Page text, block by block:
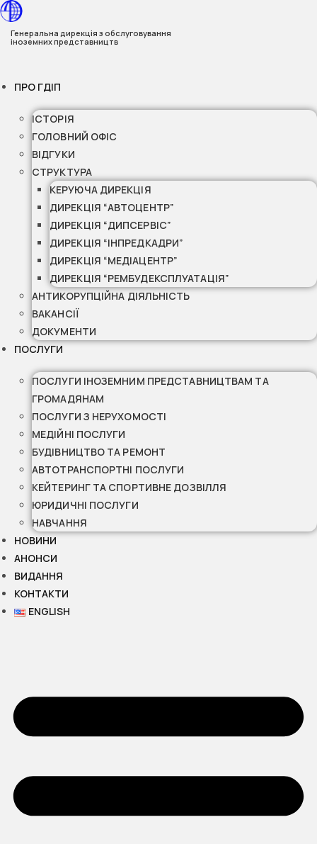
Перейти
до
вмісту
Генеральна дирекція з обслуговування
іноземних представництв
ПРО ГДІП
ІСТОРІЯ
ГОЛОВНИЙ ОФІС
ВІДГУКИ
СТРУКТУРА
КЕРУЮЧА ДИРЕКЦІЯ
ДИРЕКЦІЯ “АВТОЦЕНТР”
ДИРЕКЦІЯ “ДИПСЕРВІС”
ДИРЕКЦІЯ “ІНПРЕДКАДРИ”
ДИРЕКЦІЯ “МЕДІАЦЕНТР”
ДИРЕКЦІЯ “РЕМБУДЕКСПЛУАТАЦІЯ”
АНТИКОРУПЦІЙНА ДІЯЛЬНІСТЬ
ВАКАНСІЇ
ДОКУМЕНТИ
ПОСЛУГИ
ПОСЛУГИ ІНОЗЕМНИМ ПРЕДСТАВНИЦТВАМ ТА
ГРОМАДЯНАМ
ПОСЛУГИ З НЕРУХОМОСТІ
МЕДІЙНІ ПОСЛУГИ
БУДІВНИЦТВО ТА РЕМОНТ
АВТОТРАНСПОРТНІ ПОСЛУГИ
КЕЙТЕРИНГ ТА СПОРТИВНЕ ДОЗВІЛЛЯ
ЮРИДИЧНІ ПОСЛУГИ
НАВЧАННЯ
НОВИНИ
АНОНСИ
ВИДАННЯ
КОНТАКТИ
ENGLISH